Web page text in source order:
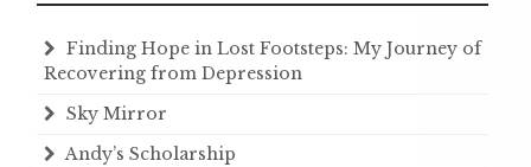
Finding Hope in Lost Footsteps: My Journey of
Recovering from Depression
Sky Mirror
Andy’s Scholarship